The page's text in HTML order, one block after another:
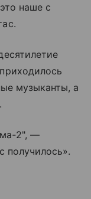
наше с
музыканты, а
—
получилось».